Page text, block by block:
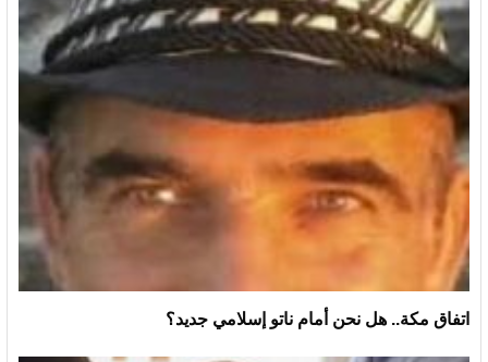
اتفاق مكة.. هل نحن أمام ناتو إسلامي جديد؟